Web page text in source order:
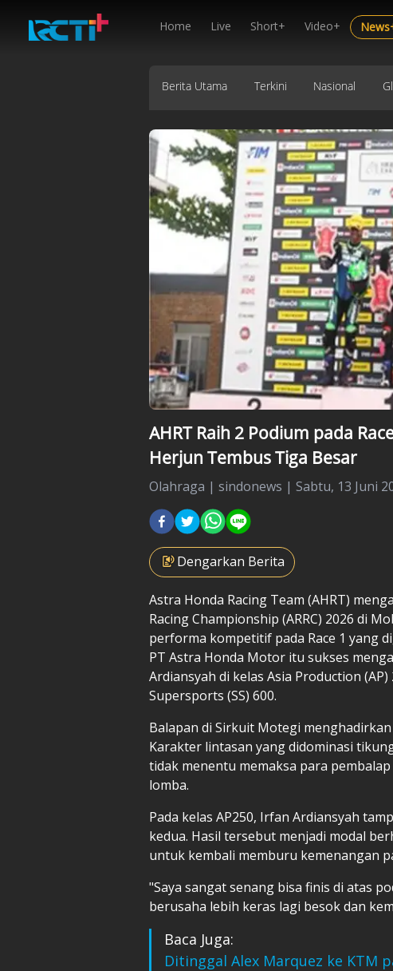
Home Live Short+ Video+
Berita Utama Terkini Nasional
AHRT Raih 2 Podium pada
Herjun Tembus Tiga Besar
Olahraga | sindonews | Sabtu, 13 Juni
Dengarkan Berita
Astra Honda Racing Team (AHRT)
Racing Championship (ARRC) 2026 di
performa kompetitif pada Race 1 yang
PT Astra Honda Motor itu sukses
Ardiansyah di kelas Asia Production
Supersports (SS) 600.
Balapan di Sirkuit Motegi
Karakter lintasan yang didominasi
tidak menentu memaksa para
lomba.
Pada kelas AP250, Irfan Ardiansyah
kedua. Hasil tersebut menjadi modal
untuk kembali memburu kemenangan
"Saya sangat senang bisa finis di atas
berusaha lebih keras lagi besok dan
Baca Juga:
Ditinggal Alex Marquez ke KTM